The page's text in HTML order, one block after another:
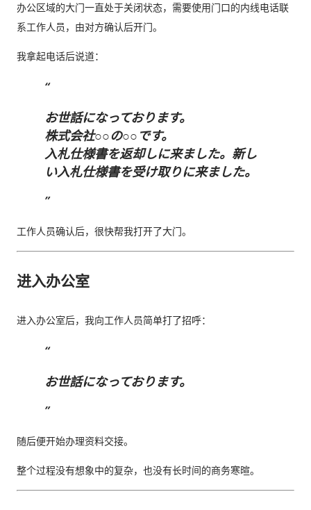
办公区域的大门一直处于关闭状态，需要使用门口的内线电话联
系工作人员，由对方确认后开门。
我拿起电话后说道：
お世話になっております。
株式会社○○の○○です。
入札仕様書を返却しに来ました。新し
い入札仕様書を受け取りに来ました。
工作人员确认后，很快帮我打开了大门。
进入办公室
进入办公室后，我向工作人员简单打了招呼：
お世話になっております。
随后便开始办理资料交接。
整个过程没有想象中的复杂，也没有长时间的商务寒暄。